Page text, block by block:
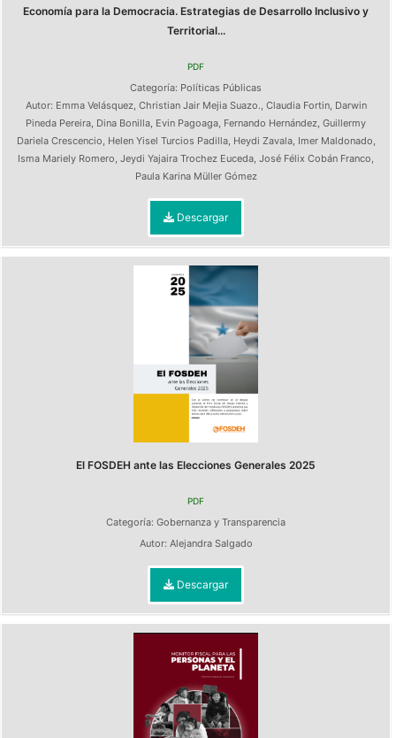
Economía para la Democracia. Estrategias de Desarrollo Inclusivo y
Territorial...
PDF
Categoría: Políticas Públicas
Autor: Emma Velásquez, Christian Jair Mejia Suazo., Claudia Fortin, Darwin
Pineda Pereira, Dina Bonilla, Evin Pagoaga, Fernando Hernández, Guillermy
Dariela Crescencio, Helen Yisel Turcios Padilla, Heydi Zavala, Imer Maldonado,
Isma Mariely Romero, Jeydi Yajaira Trochez Euceda, José Félix Cobán Franco,
Paula Karina Müller Gómez
Descargar
El FOSDEH ante las Elecciones Generales 2025
PDF
Categoría: Gobernanza y Transparencia
Autor: Alejandra Salgado
Descargar